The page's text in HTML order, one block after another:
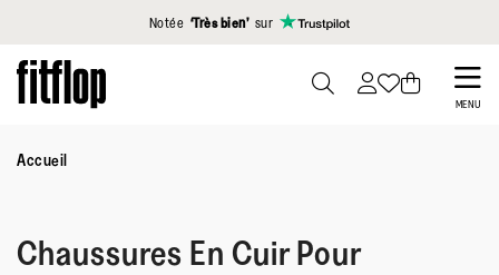
Cliquez pour consulter notre déclaration d'accessibilité
Notée ‘Très bien’ sur
Skip
to
content
MENU
Accueil
Chaussures En Cuir Pour